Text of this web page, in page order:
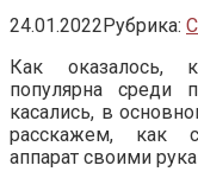
24.01.2022Рубрика:
Как оказалось,
популярна среди
касались, в
расскажем, как
аппарат своими